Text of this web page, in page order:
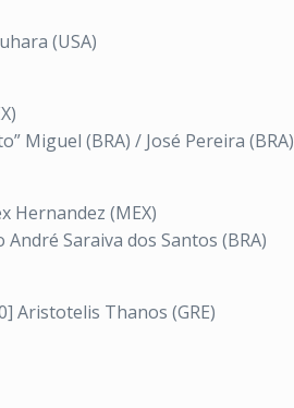
(USA)
Miguel (BRA) / José Pereira (BRA)
Hernandez (MEX)
Saraiva dos Santos (BRA)
Aristotelis Thanos (GRE)